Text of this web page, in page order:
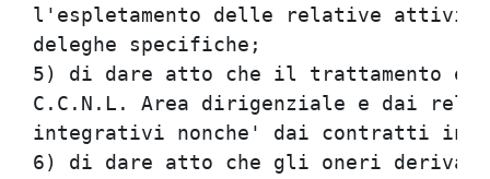
l'espletamento delle relative
deleghe specifiche;
5) di dare atto che il trattamento
C.C.N.L. Area dirigenziale e dai
integrativi nonche' dai contratti
6) di dare atto che gli oneri derivanti